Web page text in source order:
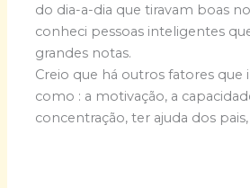
do dia-a-dia que tiravam boas
conheci pessoas inteligentes
grandes notas.
Creio que há outros fatores que
como : a motivação, a
concentração, ter ajuda dos